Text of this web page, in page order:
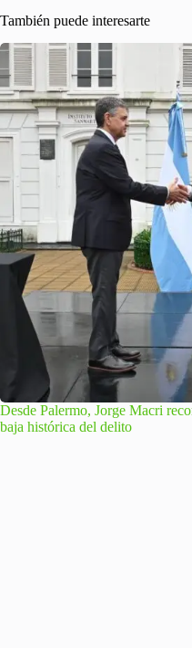
También puede interesarte
Desde Palermo, Jorge Macri
baja histórica del delito